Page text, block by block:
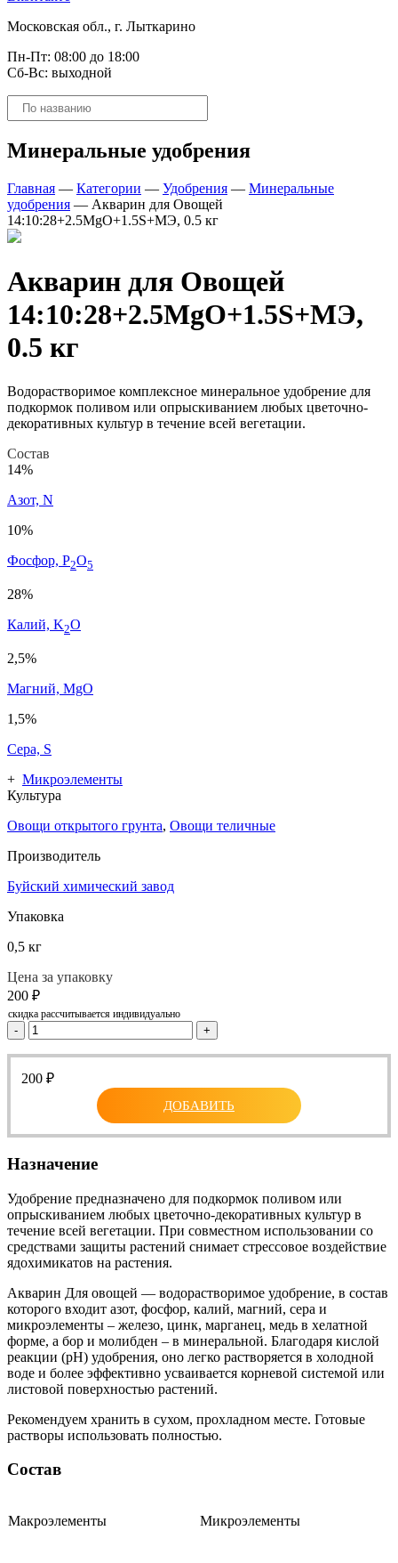
Московская обл., г. Лыткарино
Пн-Пт: 08:00 до 18:00
Сб-Вс: выходной
Поиск
товаров
Минеральные удобрения
Главная — Категории — Удобрения — Минеральные
удобрения — Акварин для Овощей
14:10:28+2.5MgO+1.5S+МЭ, 0.5 кг
Акварин для Овощей
14:10:28+2.5MgO+1.5S+МЭ,
0.5 кг
Водорастворимое комплексное минеральное удобрение для
подкормок поливом или опрыскиванием любых цветочно-
декоративных культур в течение всей вегетации.
Состав
14%
Азот, N
10%
Фосфор, P2O5
28%
Калий, K2O
2,5%
Магний, MgO
1,5%
Сера, S
+ Микроэлементы
Культура
Овощи открытого грунта, Овощи теличные
Производитель
Буйский химический завод
Упаковка
0,5 кг
Цена за упаковку
200 ₽
скидка рассчитывается индивидуально
- +
200 ₽
ДОБАВИТЬ
Назначение
Удобрение предназначено для подкормок поливом или
опрыскиванием любых цветочно-декоративных культур в
течение всей вегетации. При совместном использовании со
средствами защиты растений снимает стрессовое воздействие
ядохимикатов на растения.
Акварин Для овощей — водорастворимое удобрение, в состав
которого входит азот, фосфор, калий, магний, сера и
микроэлементы – железо, цинк, марганец, медь в хелатной
форме, а бор и молибден – в минеральной. Благодаря кислой
реакции (рН) удобрения, оно легко растворяется в холодной
воде и более эффективно усваивается корневой системой или
листовой поверхностью растений.
Рекомендуем хранить в сухом, прохладном месте. Готовые
растворы использовать полностью.
Состав
Макроэлементы Микроэлементы